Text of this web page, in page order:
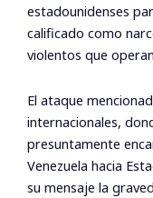
estadounidenses
calificado como
violentos que
El ataque
internacionales,
presuntamente
Venezuela hacia
su mensaje la